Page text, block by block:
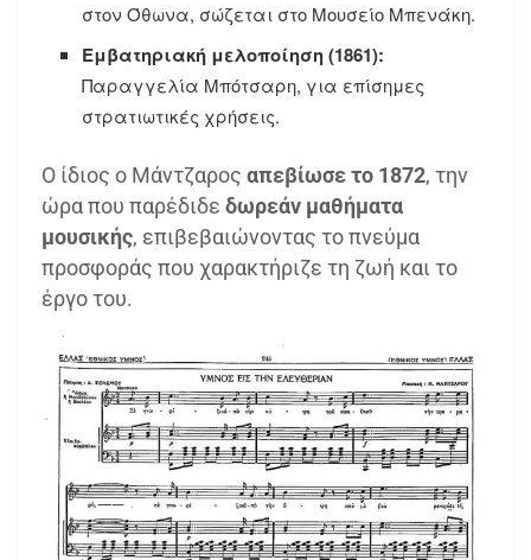
στον Όθωνα, σώζεται στο Μουσείο Μπενάκη.
Εμβατηριακή μελοποίηση (1861):
Παραγγελία Μπότσαρη, για επίσημες
στρατιωτικές χρήσεις.
Ο ίδιος ο Μάντζαρος απεβίωσε το 1872, την
ώρα που παρέδιδε δωρεάν μαθήματα
μουσικής, επιβεβαιώνοντας το πνεύμα
προσφοράς που χαρακτήριζε τη ζωή και το
έργο του.